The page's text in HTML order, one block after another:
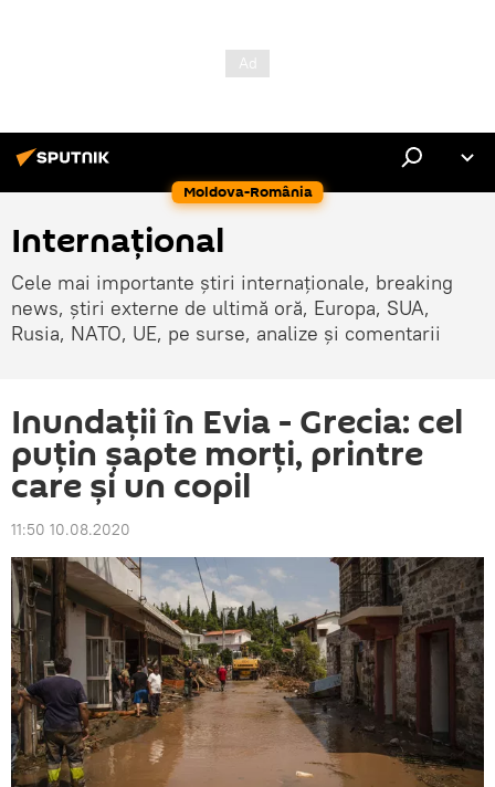
Moldova-România
Internaţional
Cele mai importante știri internaționale, breaking
news, știri externe de ultimă oră, Europa, SUA,
Rusia, NATO, UE, pe surse, analize și comentarii
Inundații în Evia - Grecia: cel
puțin șapte morți, printre
care și un copil
11:50 10.08.2020